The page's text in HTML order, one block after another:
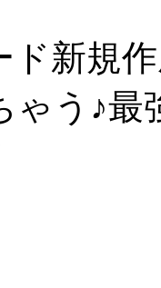
ド新規
ゃう♪